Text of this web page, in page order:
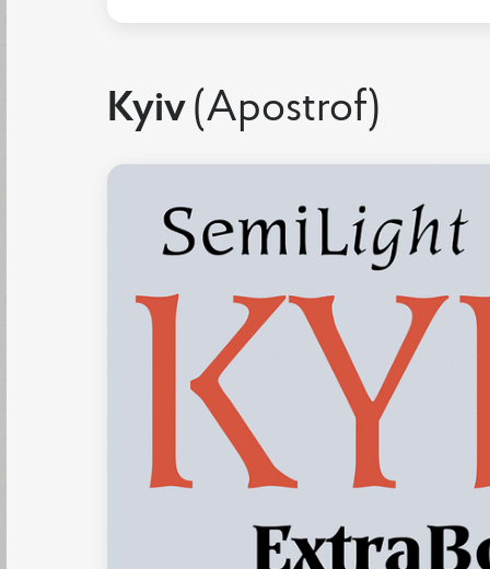
Kyiv (Apostrof)